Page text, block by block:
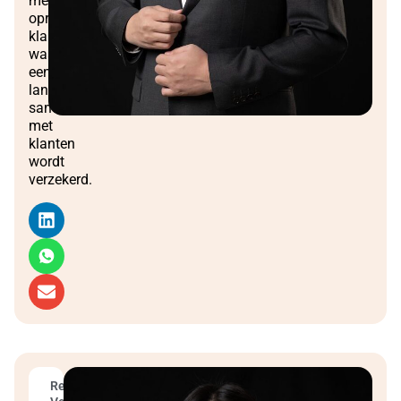
oprechte
klantzorg,
waardoor
een
langdurige
samenwerking
met
klanten
wordt
verzekerd.
Regionaal